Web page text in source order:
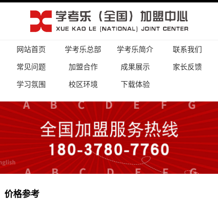
网站首页 学考乐总部 学考乐简介
联系我们
常见问题
加盟合作 成果展示
家长反馈
学习氛围
校区环境 下载体验
价格参考